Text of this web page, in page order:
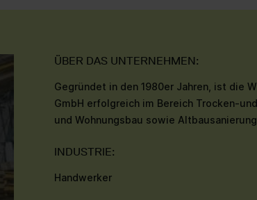
ÜBER DAS UNTERNEHMEN:
Gegründet in den 1980er Jahren, ist die
GmbH erfolgreich im Bereich Trocken-
und Wohnungsbau sowie
INDUSTRIE:
Handwerker